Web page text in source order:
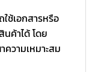
ช้เอกสารหรือ
ค้าได้ โดย
วามเหมาะสม